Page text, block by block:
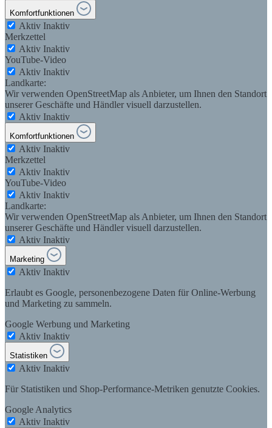
Komfortfunktionen
Aktiv Inaktiv
Merkzettel
Aktiv Inaktiv
YouTube-Video
Aktiv Inaktiv
Landkarte:
Wir verwenden OpenStreetMap als Anbieter, um Ihnen den Standort
unserer Geschäfte und Händler visuell darzustellen.
Aktiv Inaktiv
Komfortfunktionen
Aktiv Inaktiv
Merkzettel
Aktiv Inaktiv
YouTube-Video
Aktiv Inaktiv
Landkarte:
Wir verwenden OpenStreetMap als Anbieter, um Ihnen den Standort
unserer Geschäfte und Händler visuell darzustellen.
Aktiv Inaktiv
Marketing
Aktiv Inaktiv
Erlaubt es Google, personenbezogene Daten für Online-Werbung
und Marketing zu sammeln.
Google Werbung und Marketing
Aktiv Inaktiv
Statistiken
Aktiv Inaktiv
Für Statistiken und Shop-Performance-Metriken genutzte Cookies.
Google Analytics
Aktiv Inaktiv